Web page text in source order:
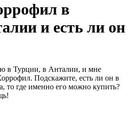
в
и есть ли он
в Турции, в Анталии, и мне
Подскажите, есть ли он в
то где именно его можно купить?